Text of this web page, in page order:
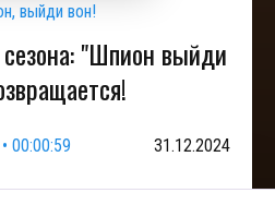
выйди вон!
сезона: "Шпион выйди
• 00:00:59 31.12.2024